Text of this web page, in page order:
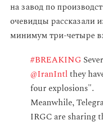
на завод по
очевидцы рассказали
минимум три-четыре
#BREAKING
@IranIntlthey
four explosions".
Meanwhile,
IRGC are sharing